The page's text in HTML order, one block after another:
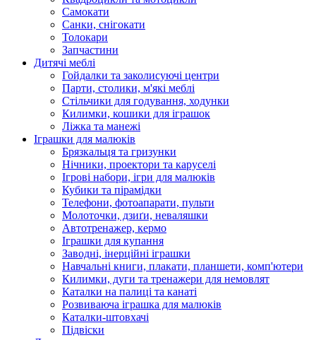
Самокати
Санки, снігокати
Толокари
Запчастини
Дитячі меблі
Гойдалки та заколисуючі центри
Парти, столики, м'які меблі
Стільчики для годування, ходунки
Килимки, кошики для іграшок
Ліжка та манежі
Іграшки для малюків
Брязкальця та гризунки
Нічники, проектори та каруселі
Ігрові набори, ігри для малюків
Кубики та пірамідки
Телефони, фотоапарати, пульти
Молоточки, дзиґи, неваляшки
Автотренажер, кермо
Іграшки для купання
Заводні, інерційні іграшки
Навчальні книги, плакати, планшети, комп'ютери
Килимки, дуги та тренажери для немовлят
Каталки на палиці та канаті
Розвиваюча іграшка для малюків
Каталки-штовхачі
Підвіски